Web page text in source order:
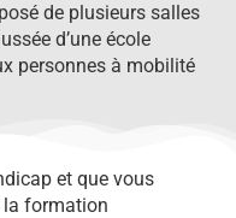
de plusieurs salles
d’une école
personnes à mobilité
et que vous
formation